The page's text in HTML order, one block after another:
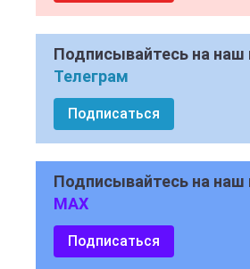
Подписывайтесь на наш
Телеграм
Подписаться
Подписывайтесь на наш
MAX
Подписаться